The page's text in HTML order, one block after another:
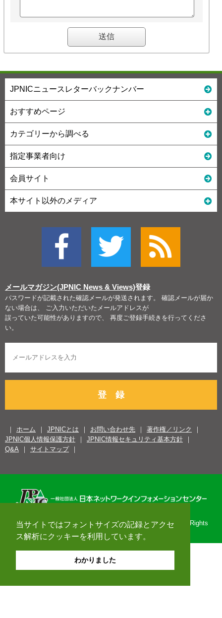
当サイトではフォントサイズの記録とアクセ
ス解析にクッキーを利用しています。
わかりました
JPNICニュースレターバックナンバー
おすすめページ
カテゴリーから調べる
指定事業者向け
会員サイト
本サイト以外のメディア
メールマガジン(JPNIC News & Views)登録
パスワードが記載された確認メールが発送されます。 確認メールが届か
ない場合は、 ご入力いただいたメールアドレスが
誤っていた可能性がありますので、 再度ご登録手続きを行ってくださ
い。
登 録
ホーム JPNICとは お問い合わせ先
著作権／リンク
JPNIC個人情報保護方針
JPNIC情報セキュリティ基本方針
Q&A
サイトマップ
Copyright© 1996-2026 Japan Network Information Center. All Rights
Reserved.